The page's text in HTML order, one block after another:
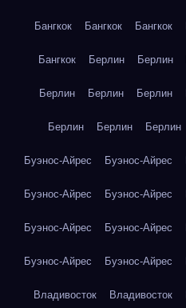
Бангкок Бангкок Бангкок
Бангкок Берлин Берлин
Берлин Берлин Берлин
Берлин Берлин Берлин
Буэнос-Айрес Буэнос-Айрес
Буэнос-Айрес Буэнос-Айрес
Буэнос-Айрес Буэнос-Айрес
Буэнос-Айрес Буэнос-Айрес
Владивосток Владивосток